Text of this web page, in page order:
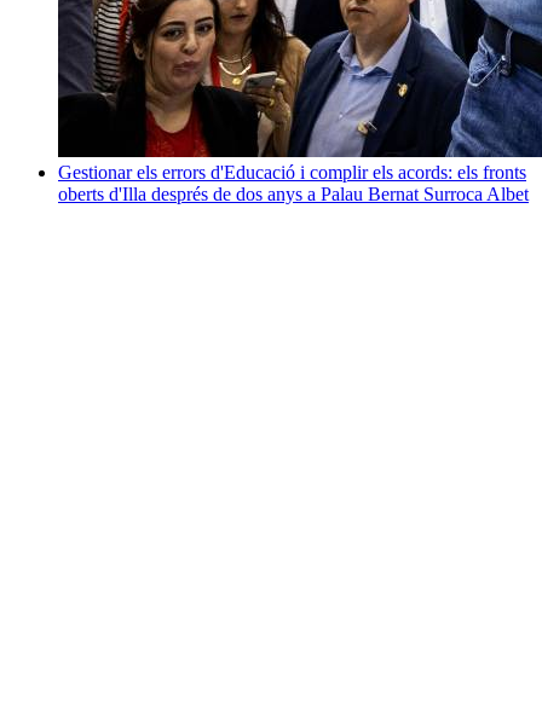
Gestionar els errors d'Educació i complir els acords: els fronts
oberts d'Illa després de dos anys a Palau Bernat Surroca Albet